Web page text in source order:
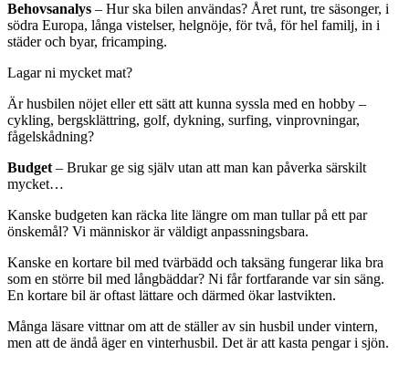
Behovsanalys – Hur ska bilen användas? Året runt, tre säsonger, i
södra Europa, långa vistelser, helgnöje, för två, för hel familj, in i
städer och byar, fricamping.
Lagar ni mycket mat?
Är husbilen nöjet eller ett sätt att kunna syssla med en hobby –
cykling, bergsklättring, golf, dykning, surfing, vinprovningar,
fågelskådning?
Budget – Brukar ge sig själv utan att man kan påverka särskilt
mycket…
Kanske budgeten kan räcka lite längre om man tullar på ett par
önskemål? Vi människor är väldigt anpassningsbara.
Kanske en kortare bil med tvärbädd och taksäng fungerar lika bra
som en större bil med långbäddar? Ni får fortfarande var sin säng.
En kortare bil är oftast lättare och därmed ökar lastvikten.
Många läsare vittnar om att de ställer av sin husbil under vintern,
men att de ändå äger en vinterhusbil. Det är att kasta pengar i sjön.